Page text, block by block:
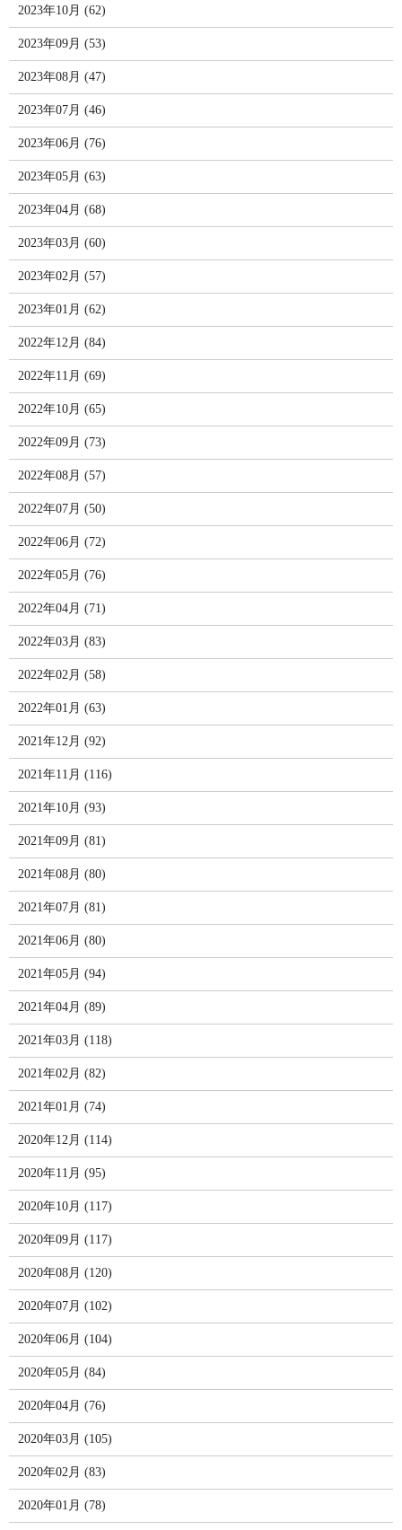
2023年10月 (62)
2023年09月 (53)
2023年08月 (47)
2023年07月 (46)
2023年06月 (76)
2023年05月 (63)
2023年04月 (68)
2023年03月 (60)
2023年02月 (57)
2023年01月 (62)
2022年12月 (84)
2022年11月 (69)
2022年10月 (65)
2022年09月 (73)
2022年08月 (57)
2022年07月 (50)
2022年06月 (72)
2022年05月 (76)
2022年04月 (71)
2022年03月 (83)
2022年02月 (58)
2022年01月 (63)
2021年12月 (92)
2021年11月 (116)
2021年10月 (93)
2021年09月 (81)
2021年08月 (80)
2021年07月 (81)
2021年06月 (80)
2021年05月 (94)
2021年04月 (89)
2021年03月 (118)
2021年02月 (82)
2021年01月 (74)
2020年12月 (114)
2020年11月 (95)
2020年10月 (117)
2020年09月 (117)
2020年08月 (120)
2020年07月 (102)
2020年06月 (104)
2020年05月 (84)
2020年04月 (76)
2020年03月 (105)
2020年02月 (83)
2020年01月 (78)